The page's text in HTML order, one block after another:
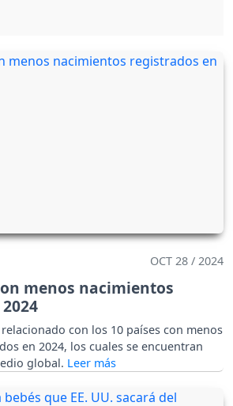
OCT 28 / 2024
menos nacimientos
con los 10 países con menos
en 2024, los cuales se encuentran
global.